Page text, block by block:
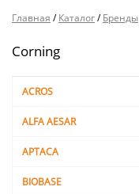
Главная /Каталог/Бренды
Corning
ACROS
ALFA AESAR
APTACA
BIOBASE